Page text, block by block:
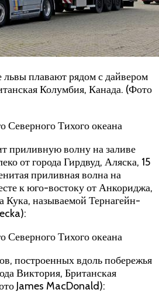
плавают рядом с дайвером
Колумбия, Канада. (Фото
приливную волну на заливе
от города Гирдвуд, Аляска, 15
приливная волна на
к юго-востоку от Анкориджа,
Кука, называемой Тернагейн-
построенных вдоль побережья
Виктория, Британская
James MacDonald):